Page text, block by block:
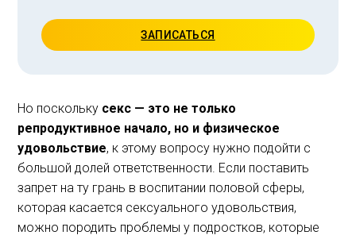
ЗАПИСАТЬСЯ
Но поскольку секс — это не только
репродуктивное начало, но и физическое
удовольствие, к этому вопросу нужно подойти с
большой долей ответственности. Если поставить
запрет на ту грань в воспитании половой сферы,
которая касается сексуального удовольствия,
можно породить проблемы у подростков, которые